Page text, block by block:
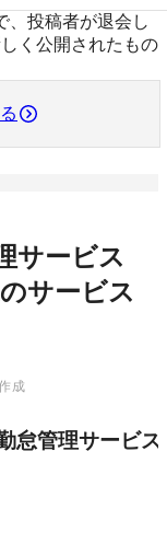
投稿者が退会し
く公開されたもの
サービス
のサービス
成
怠管理サービ